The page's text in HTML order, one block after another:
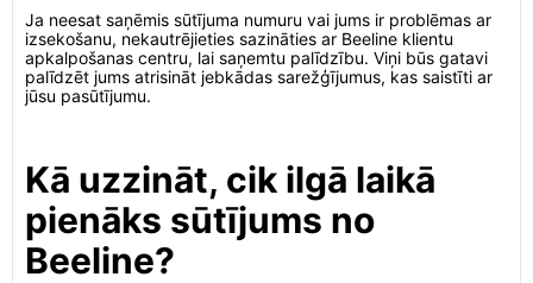
Ja neesat saņēmis sūtījuma numuru vai jums ir problēmas ar
izsekošanu, nekautrējieties sazināties ar Beeline klientu
apkalpošanas centru, lai saņemtu palīdzību. Viņi būs gatavi
palīdzēt jums atrisināt jebkādas sarežģījumus, kas saistīti ar
jūsu pasūtījumu.
Kā uzzināt, cik ilgā laikā
pienāks sūtījums no
Beeline?